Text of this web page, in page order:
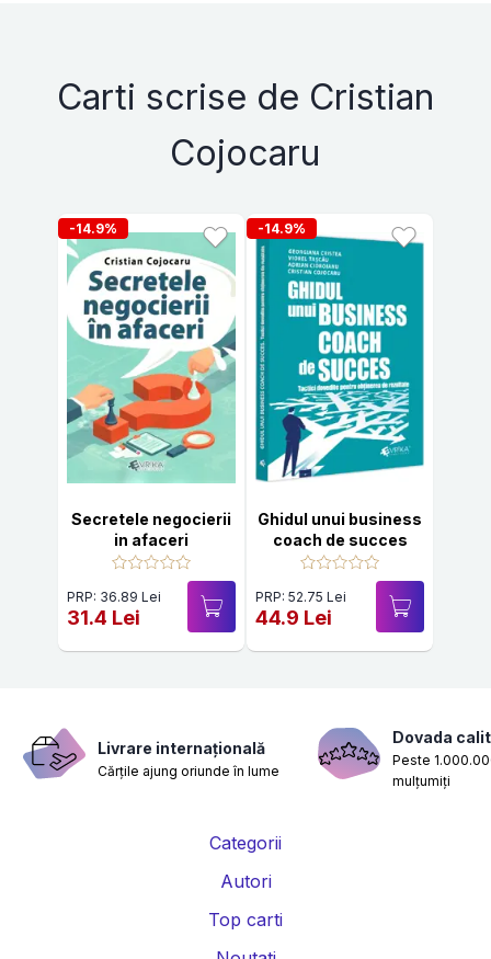
Carti scrise de Cristian
Cojocaru
-14.9%
Secretele negocierii
in afaceri
PRP: 36.89 Lei
31.4 Lei
-14.9%
Ghidul unui business
coach de succes
PRP: 52.75 Lei
44.9 Lei
Livrare internațională
Cărțile ajung oriunde în lume
Dovada
Peste
mulțumiți
Categorii
Autori
Top carti